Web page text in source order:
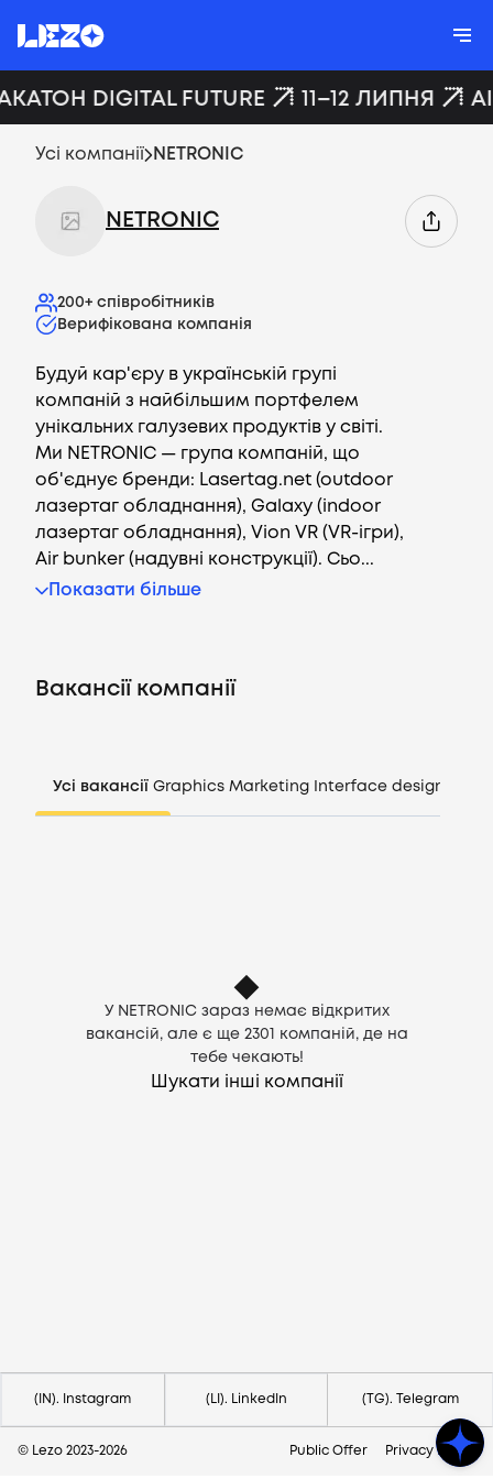
UA
DIGITAL FUTURE 11–12 ЛИПНЯ
Усі компанії NETRONIC
NETRONIC
200+ співробітників
Верифікована компанія
Будуй кар'єру в українській групі
компаній з найбільшим портфелем
унікальних галузевих продуктів у світі.
Ми NETRONIC — група компаній, що
об'єднує бренди: Lasertag.net (outdoor
лазертаг обладнання), Galaxy (indoor
лазертаг обладнання), Vion VR (VR-ігри),
Air bunker (надувні конструкції). Сьо...
Показати більше
Вакансії компанії
Усі вакансії Graphics Marketing Interface design
У NETRONIC зараз немає відкритих
вакансій, але є ще 2301
компаній, де на
тебе чекають!
Шукати інші компанії
(IN). Instagram (LI). LinkedIn (TG). Telegram
© Lezo 2023-2026 Public Offer Privacy Policy